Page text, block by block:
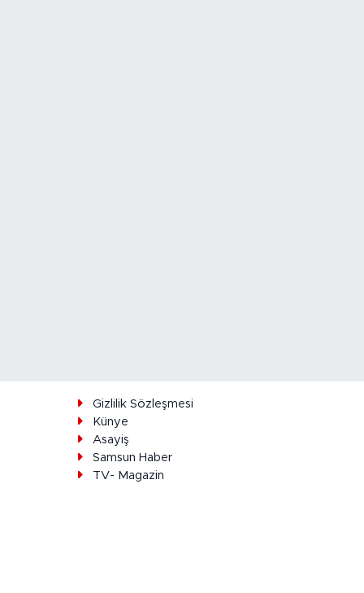
Gizlilik Sözleşmesi
Künye
Asayiş
Samsun Haber
TV- Magazin